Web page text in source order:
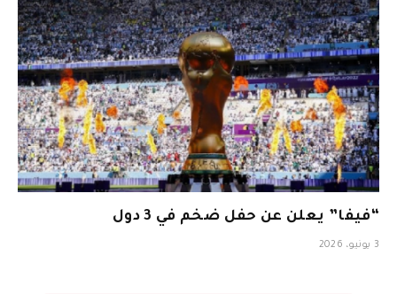
“فيفا” يعلن عن حفل ضخم في 3 دول
3 يونيو، 2026